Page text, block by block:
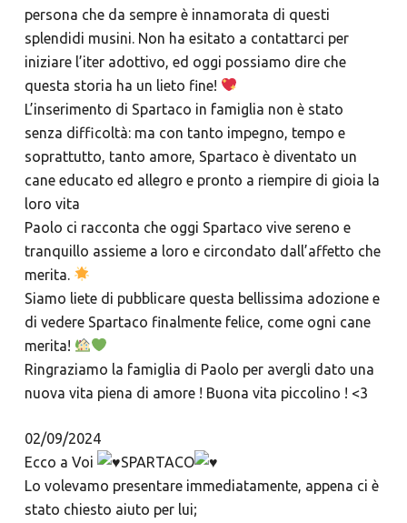
persona che da sempre è innamorata di questi
splendidi musini. Non ha esitato a contattarci per
iniziare l’iter adottivo, ed oggi possiamo dire che
questa storia ha un lieto fine!
L’inserimento di Spartaco in famiglia non è stato
senza difficoltà: ma con tanto impegno, tempo e
soprattutto, tanto amore, Spartaco è diventato un
cane educato ed allegro e pronto a riempire di gioia la
loro vita
Paolo ci racconta che oggi Spartaco vive sereno e
tranquillo assieme a loro e circondato dall’affetto che
merita.
Siamo liete di pubblicare questa bellissima adozione e
di vedere Spartaco finalmente felice, come ogni cane
merita!
Ringraziamo la famiglia di Paolo per avergli dato una
nuova vita piena di amore ! Buona vita piccolino ! <3
02/09/2024
Ecco a Voi
SPARTACO
Lo volevamo presentare immediatamente, appena ci è
stato chiesto aiuto per lui;